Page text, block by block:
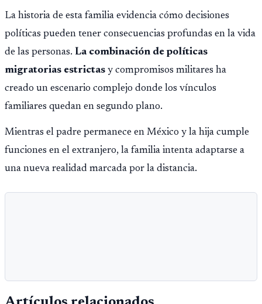
La historia de esta familia evidencia cómo decisiones
políticas pueden tener consecuencias profundas en la vida
de las personas. La combinación de políticas
migratorias estrictas y compromisos militares ha
creado un escenario complejo donde los vínculos
familiares quedan en segundo plano.
Mientras el padre permanece en México y la hija cumple
funciones en el extranjero, la familia intenta adaptarse a
una nueva realidad marcada por la distancia.